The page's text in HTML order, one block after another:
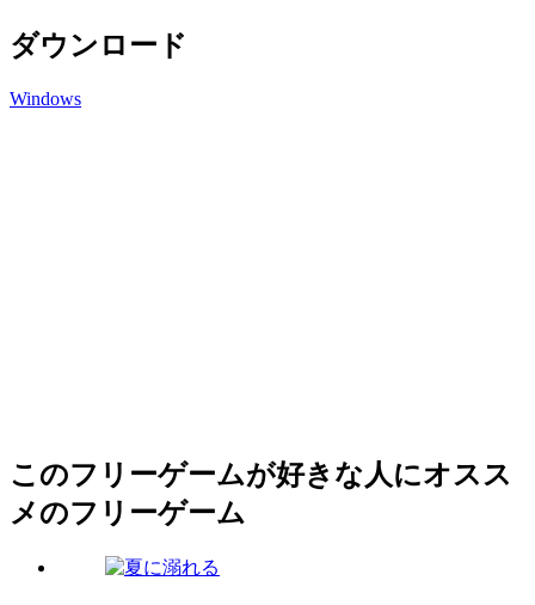
ダウンロード
Windows
このフリーゲームが好きな人にオスス
メのフリーゲーム